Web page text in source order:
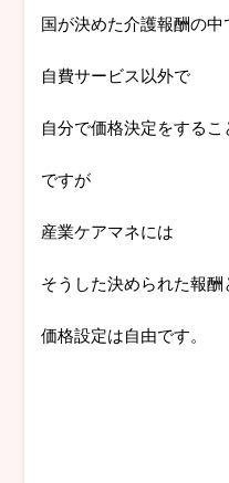
国が決めた介護報酬の中
自費サービス以外で
自分で価格決定をするこ
ですが
産業ケアマネには
そうした決められた報酬
価格設定は自由です。